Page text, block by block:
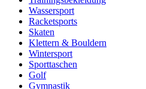
Wassersport
Racketsports
Skaten
Klettern & Bouldern
Wintersport
Sporttaschen
Golf
Gymnastik